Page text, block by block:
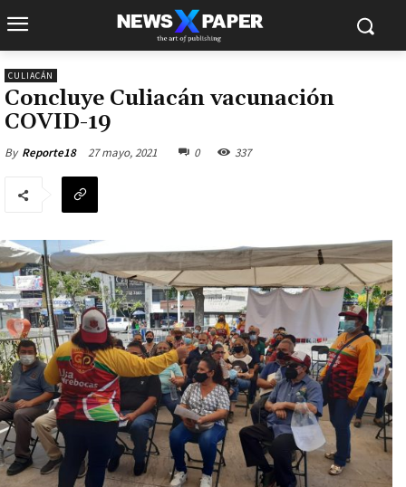
CULIACÁN
Concluye Culiacán vacunación
COVID-19
By Reporte18 27 mayo, 2021 0 337